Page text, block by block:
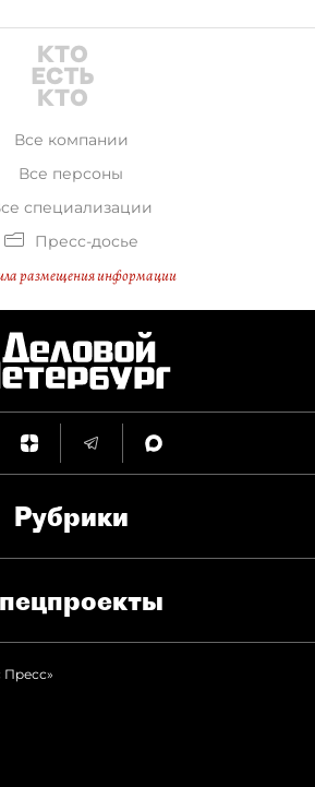
Все компании
Все персоны
специализации
Пресс-досье
размещения информации
Рубрики